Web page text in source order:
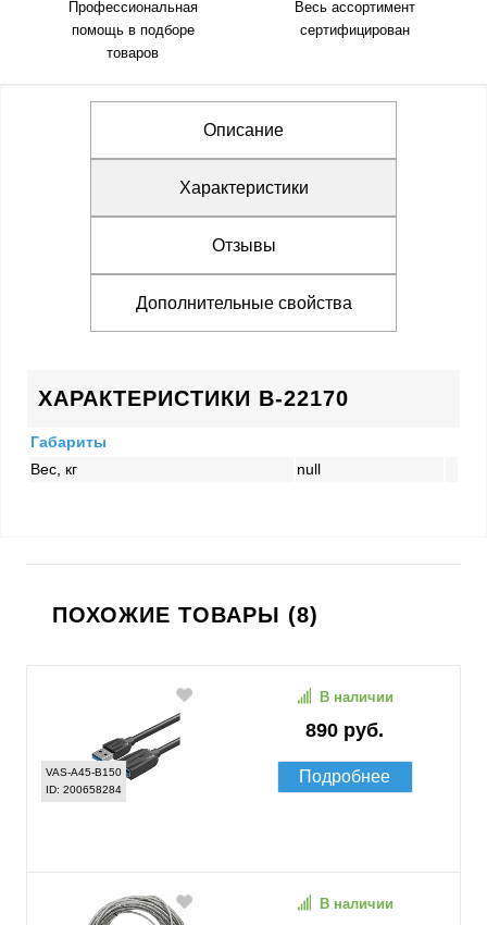
Профессиональная
помощь в подборе
товаров
Весь ассортимент
сертифицирован
Описание
Характеристики
Отзывы
Дополнительные свойства
ХАРАКТЕРИСТИКИ B-22170
Габариты
Вес, кг
null
ПОХОЖИЕ ТОВАРЫ (8)
VAS-A45-B150
ID: 200658284
890 руб.
В наличии
Подробнее
В наличии